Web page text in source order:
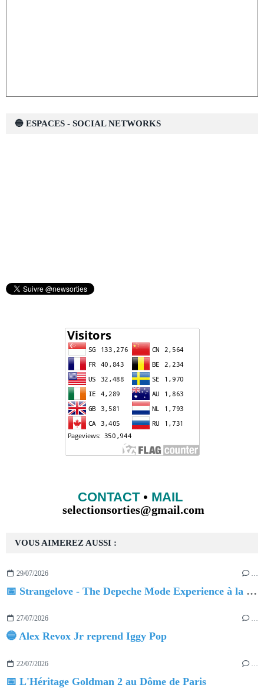
VOUS AIMEREZ AUSSI :
29/07/2026 …
📅 Strangelove - The Depeche Mode Experience à la Salle Pleyel
27/07/2026 …
🔵 Alex Revox Jr reprend Iggy Pop
22/07/2026
📅 L'Héritage Goldman 2 au Dôme de Paris
🔵 ESPACES - SOCIAL NETWORKS
CONTACT• MAIL
selectionsorties@gmail.com